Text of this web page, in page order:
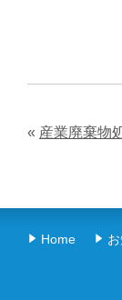
« 産業廃棄物
Home